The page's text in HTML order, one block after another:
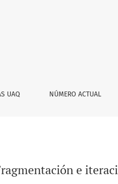
en “Hágalo usted
UAQ NÚMERO ACTUAL
es:
e